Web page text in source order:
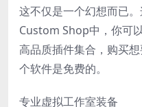
这不仅是一个幻想而已
Custom Shop中，你可
高品质插件集合，购买
个软件是免费的。
专业虚拟工作室装备